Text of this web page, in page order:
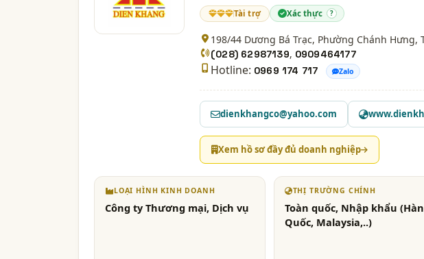
Tài trợ Xác thực ?
198/44 Dương Bá Trạc, Phường Chánh Hưng,
(028) 62987139, 0909464177
Hotline: 0969 174 717 Zalo
dienkhangco@yahoo.com
Xem hồ sơ đầy đủ doanh nghiệp
LOẠI HÌNH KINH DOANH
Công ty Thương mại, Dịch vụ
THỊ TRƯỜNG CHÍNH
Toàn quốc, Nhập khẩu (Hàn
Quốc, Malaysia,..)